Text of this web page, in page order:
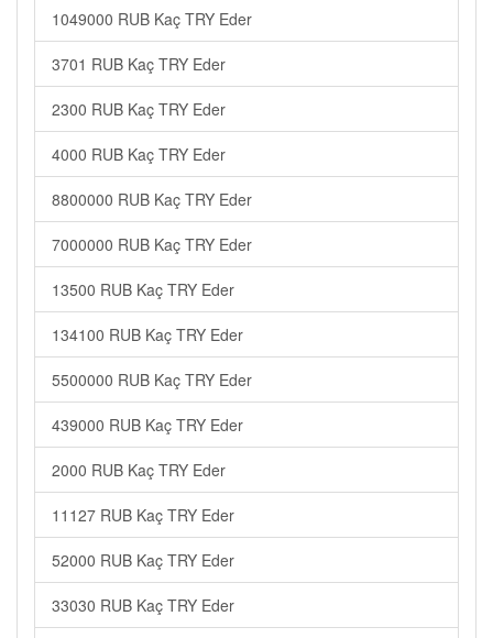
1049000 RUB Kaç TRY Eder
3701 RUB Kaç TRY Eder
2300 RUB Kaç TRY Eder
4000 RUB Kaç TRY Eder
8800000 RUB Kaç TRY Eder
7000000 RUB Kaç TRY Eder
13500 RUB Kaç TRY Eder
134100 RUB Kaç TRY Eder
5500000 RUB Kaç TRY Eder
439000 RUB Kaç TRY Eder
2000 RUB Kaç TRY Eder
11127 RUB Kaç TRY Eder
52000 RUB Kaç TRY Eder
33030 RUB Kaç TRY Eder